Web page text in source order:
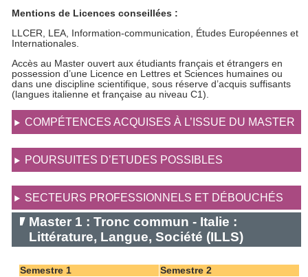
Mentions de Licences conseillées :
LLCER, LEA, Information-communication, Études Européennes et
Internationales.
Accès au Master ouvert aux étudiants français et étrangers en
possession d’une Licence en Lettres et Sciences humaines ou
dans une discipline scientifique, sous réserve d’acquis suffisants
(langues italienne et française au niveau C1).
COMPÉTENCES ACQUISES À L’ISSUE DU MASTER
POURSUITES D’ETUDES POSSIBLES
SECTEURS PROFESSIONNELS ET DÉBOUCHÉS
Master 1 : Tronc commun - Italie :
Littérature, Langue, Société (ILLS)
Semestre 1
Semestre 2